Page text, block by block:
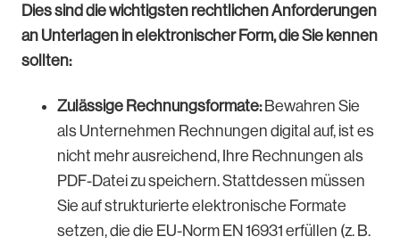
Dies sind die wichtigsten rechtlichen Anforderungen
an Unterlagen in elektronischer Form, die Sie kennen
sollten:
Zulässige Rechnungsformate:Bewahren Sie
als Unternehmen Rechnungen digital auf, ist es
nicht mehr ausreichend, Ihre Rechnungen als
PDF-Datei zu speichern. Stattdessen müssen
Sie auf strukturierte elektronische Formate
setzen, die die EU-Norm EN 16931 erfüllen (z. B.